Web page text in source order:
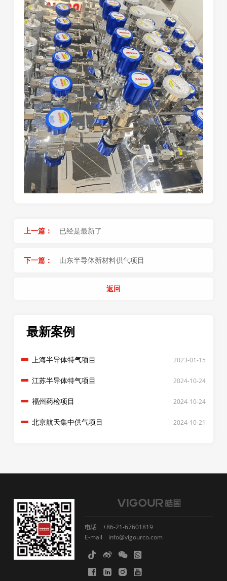
上一篇： 已经是最新了
下一篇： 山东半导体新材料供气项目
返回
最新案例
上海半导体特气项目 2023-01-15
江苏半导体特气项目 2024-10-24
福州药检项目 2024-10-24
北京航天集中供气项目 2024-10-21
电话
+86-21-67601819
E-mail
info@vigourco.com